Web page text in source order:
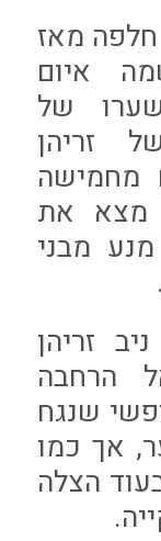
חלפה מאז
איום
של
זריהן
מחמישה
מצא את
מבני
ניב זריהן
הרחבה
שנגח
אך כמו
הצלה